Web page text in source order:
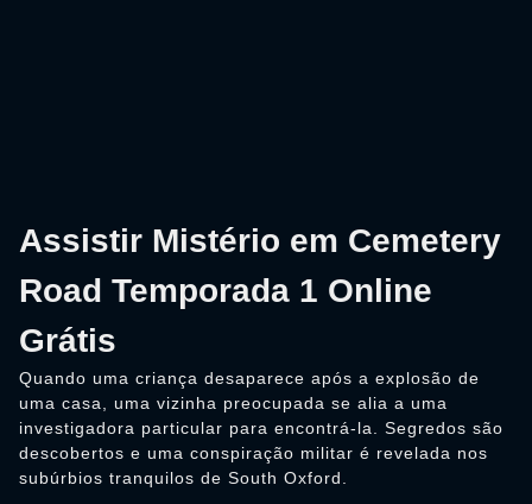
Assistir Mistério em Cemetery
Road Temporada 1 Online
Grátis
Quando uma criança desaparece após a explosão de
uma casa, uma vizinha preocupada se alia a uma
investigadora particular para encontrá-la. Segredos são
descobertos e uma conspiração militar é revelada nos
subúrbios tranquilos de South Oxford.